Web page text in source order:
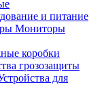
и питание
Мониторы
коробки
грозозащиты
для